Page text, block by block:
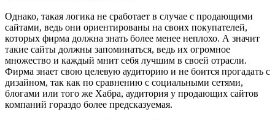
Однако, такая логика не сработает в случае с продающими
сайтами, ведь они ориентированы на своих покупателей,
которых фирма должна знать более менее неплохо. А значит
такие сайты должны запоминаться, ведь их огромное
множество и каждый мнит себя лучшим в своей отрасли.
Фирма знает свою целевую аудиторию и не боится прогадать с
дизайном, так как по сравнению с социальными сетями,
блогами или того же Хабра, аудитория у продающих сайтов
компаний гораздо более предсказуемая.